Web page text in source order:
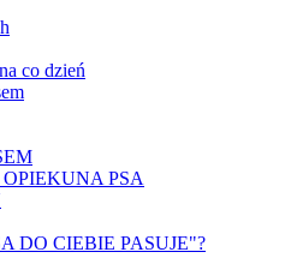
co dzień
PSA
DO CIEBIE PASUJE"?